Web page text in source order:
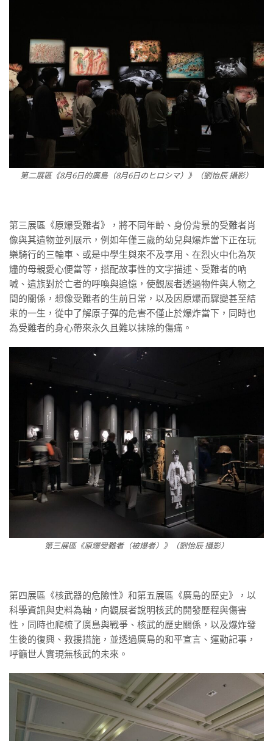
第二展區《8月6日的廣島（8月6日のヒロシマ）》（劉怡辰 攝影）
第三展區《原爆受難者》，將不同年齡、身份背景的受難者肖
像與其遺物並列展示，例如年僅三歲的幼兒與爆炸當下正在玩
樂騎行的三輪車、或是中學生與來不及享用、在烈火中化為灰
燼的母親愛心便當等，搭配故事性的文字描述、受難者的吶
喊、遺族對於亡者的呼喚與追憶，使觀展者透過物件與人物之
間的關係，想像受難者的生前日常，以及因原爆而驟變甚至結
束的一生，從中了解原子彈的危害不僅止於爆炸當下，同時也
為受難者的身心帶來永久且難以抹除的傷痛。
第三展區《原爆受難者（被爆者）》（劉怡辰 攝影）
第四展區《核武器的危險性》和第五展區《廣島的歷史》，以
科學資訊與史料為軸，向觀展者說明核武的開發歷程與傷害
性，同時也爬梳了廣島與戰爭、核武的歷史關係，以及爆炸發
生後的復興、救援措施，並透過廣島的和平宣言、運動記事，
呼籲世人實現無核武的未來。